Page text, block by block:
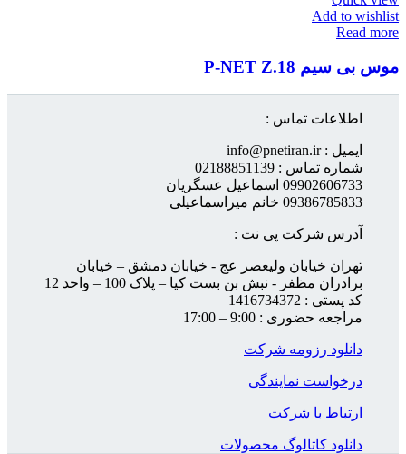
Add to wishlist
Read more
موس بی سیم P-NET Z.18
اطلاعات تماس :
ایمیل : info@pnetiran.ir
شماره تماس : 02188851139
09902606733 اسماعیل عسگریان
09386785833 خانم میراسماعیلی
آدرس شرکت پی نت :
تهران خیابان ولیعصر عج - خیابان دمشق – خیابان
برادران مظفر - نبش بن بست کیا – پلاک 100 – واحد 12
کد پستی : 1416734372
مراجعه حضوری : 9:00 – 17:00
دانلود رزومه شرکت
درخواست نمایندگی
ارتباط با شرکت
دانلود کاتالوگ محصولات